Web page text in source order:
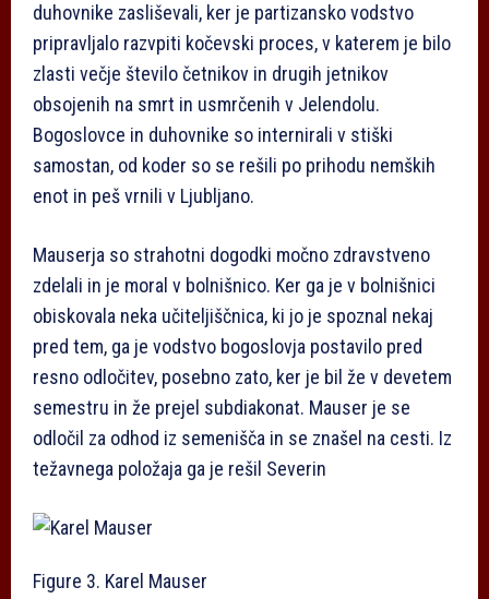
duhovnike zasliševali, ker je partizansko vodstvo
pripravljalo razvpiti kočevski proces, v katerem je bilo
zlasti večje število četnikov in drugih jetnikov
obsojenih na smrt in usmrčenih v Jelendolu.
Bogoslovce in duhovnike so internirali v stiški
samostan, od koder so se rešili po prihodu nemških
enot in peš vrnili v Ljubljano.
Mauserja so strahotni dogodki močno zdravstveno
zdelali in je moral v bolnišnico. Ker ga je v bolnišnici
obiskovala neka učiteljiščnica, ki jo je spoznal nekaj
pred tem, ga je vodstvo bogoslovja postavilo pred
resno odločitev, posebno zato, ker je bil že v devetem
semestru in že prejel subdiakonat. Mauser je se
odločil za odhod iz semenišča in se znašel na cesti. Iz
težavnega položaja ga je rešil Severin
Figure 3. Karel Mauser